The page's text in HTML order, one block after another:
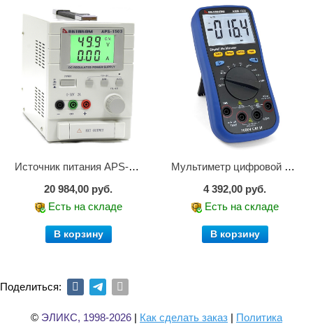
Источник питания APS-1503
20 984,00 руб.
Есть на складе
В корзину
Мультиметр цифровой АММ-1203
4 392,00 руб.
Есть на складе
В корзину
Поделиться:
© ЭЛИКС, 1998-2026 | Как сделать заказ | Политика